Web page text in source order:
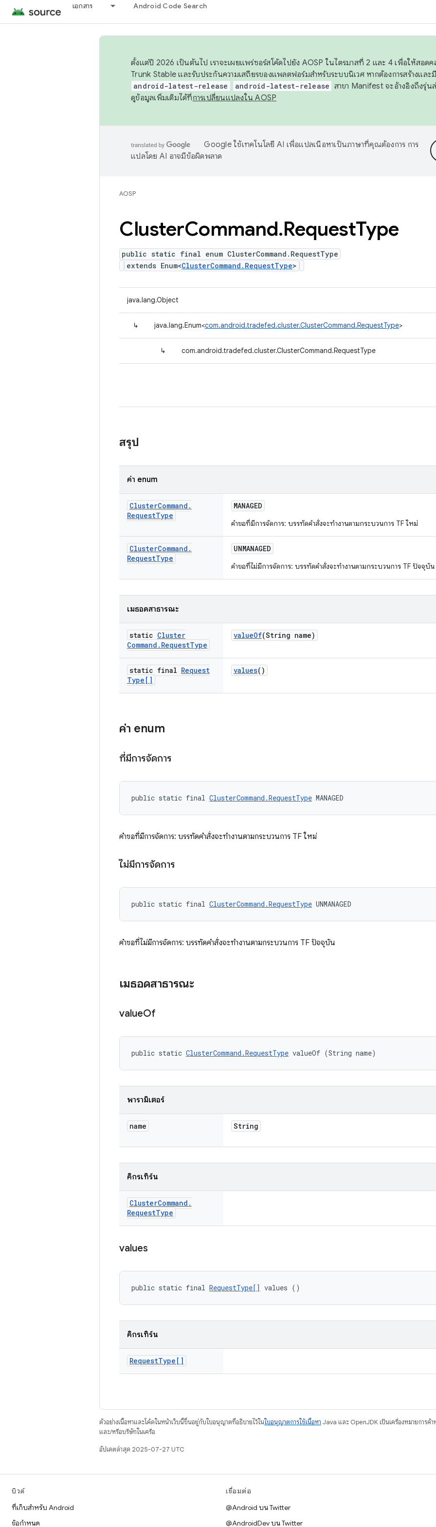
เอกสาร Android Code Search
ตั้งแต่ปี 2026 เป็นต้นไป เราจะเผยแพร่ซอร์สโค้ดไปยัง AOSP ในไตรมาสที่ 2 และ 4 เพื่อให้สอด
Trunk Stable และรับประกันความเสถียรของแพลตฟอร์มสำหรับระบบนิเวศ หากต้องการสร้างและ
android-latest-release android-latest-release สาขา Manifest จะอ้างอิงถึงรุ่
ดูข้อมูลเพิ่มเติมได้ที่การเปลี่ยนแปลงใน AOSP
Google ใช้เทคโนโลยี AI เพื่อแปลเนื้อหาเป็นภาษาที่คุณต้องการ การ
แปลโดย AI อาจมีข้อผิดพลาด
AOSP
ClusterCommand.RequestType
public static final enum ClusterCommand.RequestType
extends Enum<ClusterCommand.RequestType>
java.lang.Object
↳ java.lang.Enum<com.android.tradefed.cluster.ClusterCommand.RequestType>
↳ com.android.tradefed.cluster.ClusterCommand.RequestType
สรุป
ค่า enum
ClusterCommand .
RequestType
MANAGED
คำขอที่มีการจัดการ: บรรทัดคำสั่งจะทำงานตามกระบวนการ TF ใหม่
ClusterCommand .
RequestType
UNMANAGED
คำขอที่ไม่มีการจัดการ: บรรทัดคำสั่งจะทำงานตามกระบวนการ TF ปัจจุบัน
เมธอดสาธารณะ
static Cluster
Command . RequestType
valueOf(String name)
static final Request
Type[]
values()
ค่า enum
ที่มีการจัดการ
public static final ClusterCommand.RequestType MANAGED
คำขอที่มีการจัดการ: บรรทัดคำสั่งจะทำงานตามกระบวนการ TF ใหม่
ไม่มีการจัดการ
public static final ClusterCommand.RequestType UNMANAGED
คำขอที่ไม่มีการจัดการ: บรรทัดคำสั่งจะทำงานตามกระบวนการ TF ปัจจุบัน
เมธอดสาธารณะ
valueOf
public static ClusterCommand.RequestType valueOf (String name)
พารามิเตอร์
name String
คิกรีเทิร์น
ClusterCommand .
RequestType
values
public static final RequestType[] values ()
คิกรีเทิร์น
RequestType[]
ตัวอย่างเนื้อหาและโค้ดในหน้าเว็บนี้ขึ้นอยู่กับใบอนุญาตที่อธิบายไว้ในใบอนุญาตการใช้เนื้อหา Java และ OpenJDK เป็นเครื่องหมายการค้
และ/หรือบริษัทในเครือ
อัปเดตล่าสุด 2025-07-27 UTC
บิวด์
ที่เก็บสำหรับ Android
ข้อกำหนด
เชื่อมต่อ
@Android บน Twitter
@AndroidDev บน Twitter